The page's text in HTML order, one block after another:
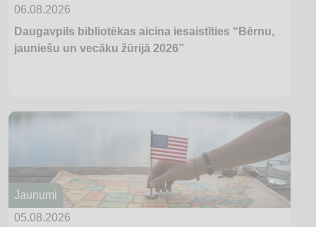
06.08.2026
Daugavpils bibliotēkas aicina iesaistīties “Bērnu,
jauniešu un vecāku žūrijā 2026”
Jaunumi
05.08.2026